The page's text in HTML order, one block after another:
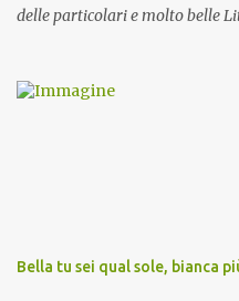
delle particolari e molto belle
preghiera.
Bella tu sei qual sole, bianca